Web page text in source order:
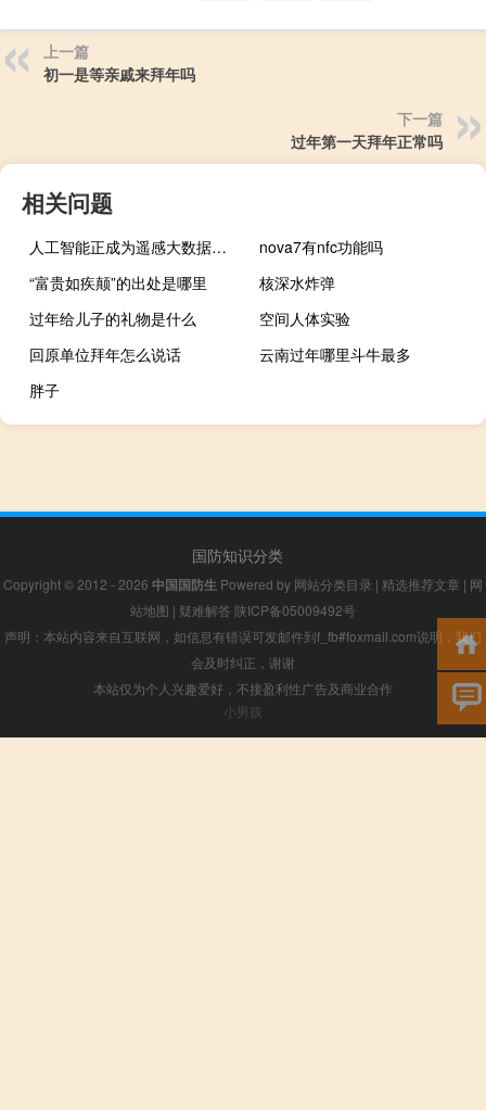
上一篇
初一是等亲戚来拜年吗
下一篇
过年第一天拜年正常吗
相关问题
人工智能正成为遥感大数据的“解译侠”
nova7有nfc功能吗
“富贵如疾颠”的出处是哪里
核深水炸弹
过年给儿子的礼物是什么
空间人体实验
回原单位拜年怎么说话
云南过年哪里斗牛最多
胖子
国防知识分类
Copyright © 2012 - 2026 中国国防生 Powered by 网站分类目录 | 精选推荐文章 | 网
站地图 | 疑难解答 陕ICP备05009492号
声明：本站内容来自互联网，如信息有错误可发邮件到f_fb#foxmail.com说明，我们
会及时纠正，谢谢
本站仅为个人兴趣爱好，不接盈利性广告及商业合作
小男孩